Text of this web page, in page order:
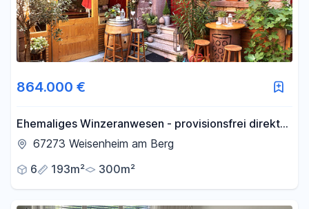
864.000 €
Ehemaliges Winzeranwesen - provisionsfrei direkt
vom Eigentümer
67273 Weisenheim am Berg
6
193m² 300m²